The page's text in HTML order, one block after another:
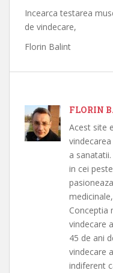
Incearca testarea
de vindecare,
Florin Balint
FLORIN
Acest site
a
in cei
Conceptia
vindecare
45 de ani
vindecare
indiferent